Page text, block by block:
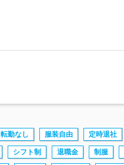
転勤なし 服装自由 定時退社
シフト制 退職金 制服